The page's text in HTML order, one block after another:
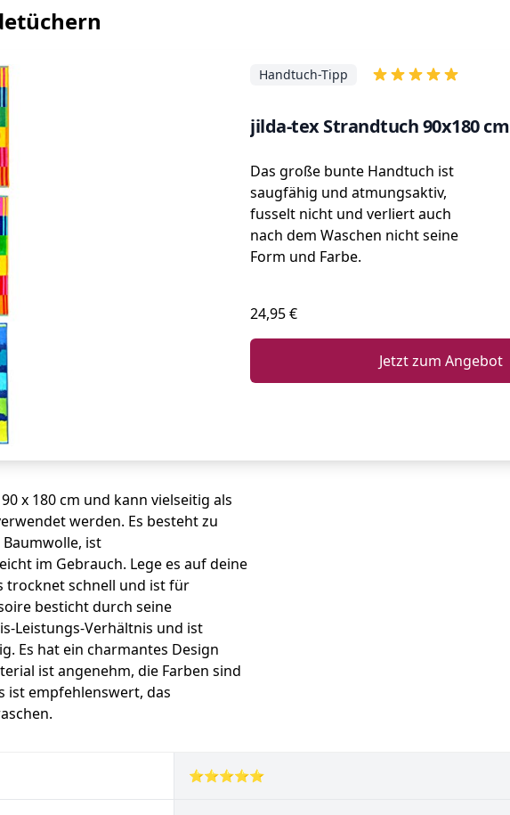
jilda-tex Strandtuch 90x180 cm
Handtuch-Tipp
Das große bunte Handtuch ist
saugfähig und atmungsaktiv,
fusselt nicht und verliert auch
nach dem Waschen nicht seine
Form und Farbe.
24,95 €
Jetzt zum Angebot
x 180 cm und kann vielseitig als
werden. Es besteht zu
ist
im Gebrauch. Lege es auf deine
trocknet schnell und ist für
besticht durch seine
Leistungs-Verhältnis und ist
Es hat ein charmantes Design
ist angenehm, die Farben sind
ist empfehlenswert, das
⭐⭐⭐⭐⭐